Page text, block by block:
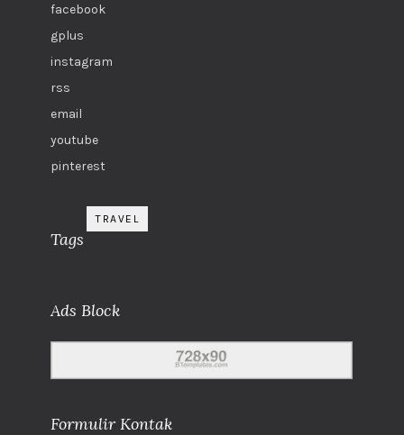
facebook
gplus
instagram
rss
email
youtube
pinterest
Tags
TRAVEL
Ads Block
Formulir Kontak